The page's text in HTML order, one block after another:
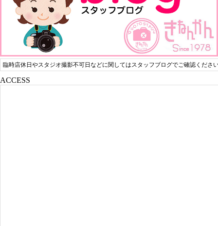
臨時店休日やスタジオ撮影不可日などに関してはスタッフブログでご確認くださ
ACCESS